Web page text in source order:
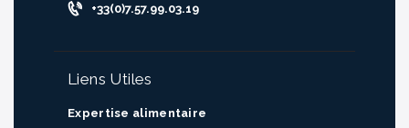
+33(0)7.57.99.03.19
Liens Utiles
Expertise alimentaire